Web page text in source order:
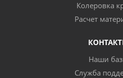
Колеровка
Расчет
Наши
Служба